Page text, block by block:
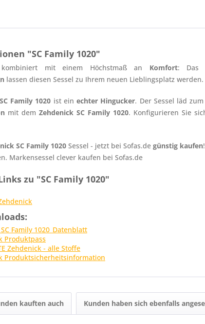
"SC Family 1020"
mit einem Höchstmaß an Komfort: Das
lassen diesen Sessel zu Ihrem neuen Lieblingsplatz werden.
SC Family 1020 ist einechter Hingucker. Der Sessel läd
mit dem Zehdenick SC Family 1020. Konfigurieren Sie
SC Family 1020 Sessel - jetzt bei Sofas.de günstig kaufen
Markensessel clever kaufen bei Sofas.de
zu "SC Family 1020"
Family 1020_Datenblatt
Produktpass
Zehdenick - alle Stoffe
Produktsicherheitsinformation
kauften auch Kunden haben sich ebenfalls